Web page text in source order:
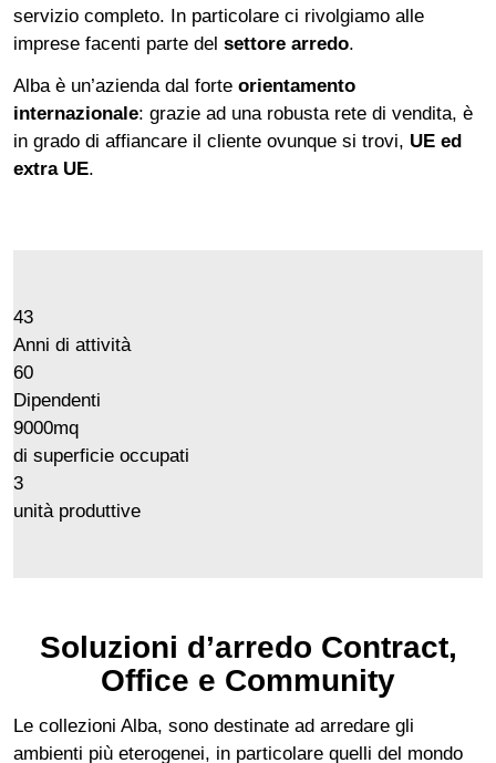
servizio completo. In particolare ci rivolgiamo alle
imprese facenti parte del settore arredo.
Alba è un’azienda dal forte orientamento
internazionale: grazie ad una robusta rete di vendita, è
in grado di affiancare il cliente ovunque si trovi, UE ed
extra UE.
43
Anni di attività
60
Dipendenti
9000mq
di superficie occupati
3
unità produttive
Soluzioni d’arredo Contract,
Office e Community
Le collezioni Alba, sono destinate ad arredare gli
ambienti più eterogenei, in particolare quelli del mondo